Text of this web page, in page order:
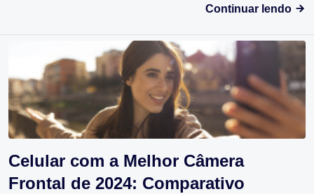
Continuar lendo
Celular com a Melhor Câmera
Frontal de 2024: Comparativo